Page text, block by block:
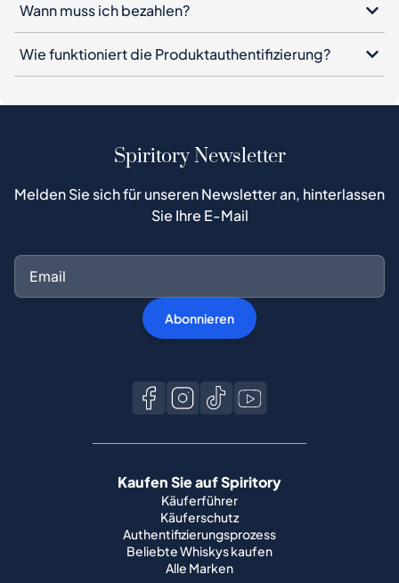
Wann muss ich bezahlen?
Wie funktioniert die Produktauthentifizierung?
Spiritory Newsletter
Melden Sie sich für unseren Newsletter an, hinterlassen
Sie Ihre E-Mail
Abonnieren
Kaufen Sie auf Spiritory
Käuferführer
Käuferschutz
Authentifizierungsprozess
Beliebte Whiskys kaufen
Alle Marken